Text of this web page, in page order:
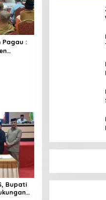
Pagau :
Bupati